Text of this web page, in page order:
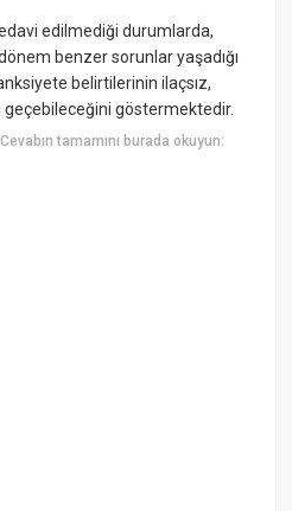
edilmediği durumlarda,
benzer sorunlar yaşadığı
belirtilerinin ilaçsız,
göstermektedir.
Cevabın tamamını burada okuyun: